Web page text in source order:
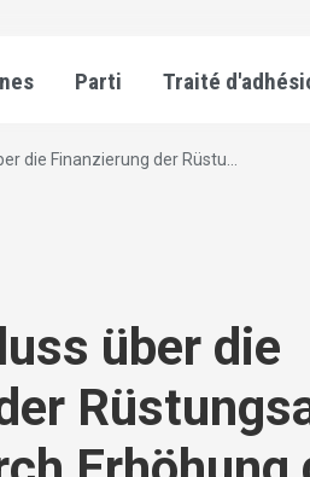
Parti Traité
die Finanzierung der Rüstu...
über die